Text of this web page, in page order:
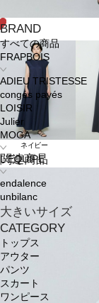
BRAND
すべての商品
FRAPBOIS
ADIEU TRISTESSE
congés payés
LOISIR
Julier
MOGA
L'EQUIPE
endalence
unbilanc
大きいサイズ
CATEGORY
トップス
アウター
パンツ
スカート
ワンピース
ネイビー
関連商品